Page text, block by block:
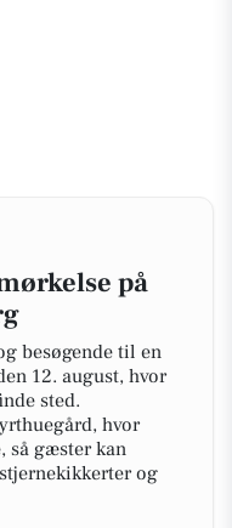
på
besøgende til en
12. august, hvor
sted.
hvor
så gæster kan
og